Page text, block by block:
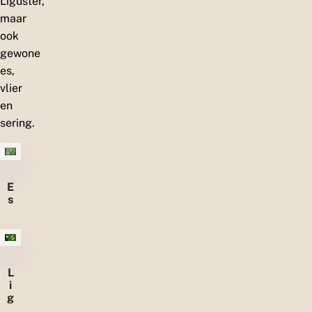
maar
ook
gewone
es,
vlier
en
sering.
E
s
L
i
g